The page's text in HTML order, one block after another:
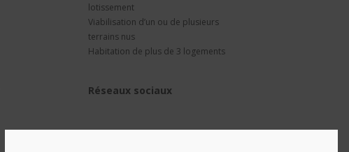
lotissement
Viabilisation d’un ou de plusieurs
terrains nus
Habitation de plus de 3 logements
Réseaux sociaux